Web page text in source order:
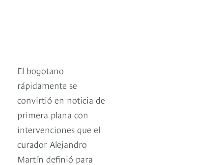
El bogotano
rápidamente se
convirtió en noticia de
primera plana con
intervenciones que el
curador Alejandro
Martín definió para